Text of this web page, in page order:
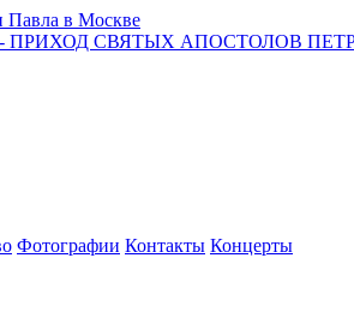
Павла в Москве
ПРИХОД СВЯТЫХ АПОСТОЛОВ
Фотографии Контакты Концерты